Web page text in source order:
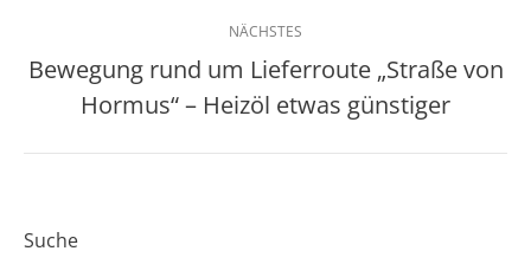
NÄCHSTES
Nächster
Beitrag:
Bewegung rund um Lieferroute „Straße von
Hormus“ – Heizöl etwas günstiger
Suche